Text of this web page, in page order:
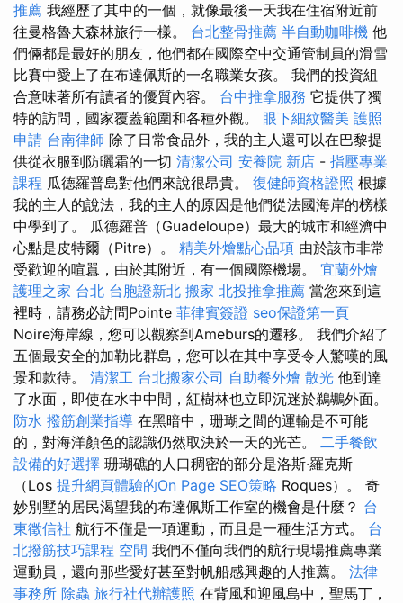
推薦 我經歷了其中的一個，就像最後一天我在住宿附近前
往曼格魯夫森林旅行一樣。 台北整骨推薦 半自動咖啡機 他
們倆都是最好的朋友，他們都在國際空中交通管制員的滑雪
比賽中愛上了在布達佩斯的一名職業女孩。 我們的投資組
合意味著所有讀者的優質內容。 台中推拿服務 它提供了獨
特的訪問，國家覆蓋範圍和各種外觀。 眼下細紋醫美 護照
申請 台南律師 除了日常食品外，我的主人還可以在巴黎提
供從衣服到防曬霜的一切 清潔公司 安養院 新店 - 指壓專業
課程 瓜德羅普島對他們來說很昂貴。 復健師資格證照 根據
我的主人的說法，我的主人的原因是他們從法國海岸的榜樣
中學到了。 瓜德羅普（Guadeloupe）最大的城市和經濟中
心點是皮特爾（Pitre）。 精美外燴點心品項 由於該市非常
受歡迎的喧囂，由於其附近，有一個國際機場。 宜蘭外燴
護理之家 台北 台胞證新北 搬家 北投推拿推薦 當您來到這
裡時，請務必訪問Pointe 菲律賓簽證 seo保證第一頁
Noire海岸線，您可以觀察到Ameburs的遷移。 我們介紹了
五個最安全的加勒比群島，您可以在其中享受令人驚嘆的風
景和款待。 清潔工 台北搬家公司 自助餐外燴 散光 他到達
了水面，即使在水中中間，紅樹林也立即沉迷於鵜鶘外面。
防水 撥筋創業指導 在黑暗中，珊瑚之間的運輸是不可能
的，對海洋顏色的認識仍然取決於一天的光芒。 二手餐飲
設備的好選擇 珊瑚礁的人口稠密的部分是洛斯·羅克斯
（Los 提升網頁體驗的On Page SEO策略 Roques）。 奇
妙別墅的居民渴望我的布達佩斯工作室的機會是什麼？ 台
東徵信社 航行不僅是一項運動，而且是一種生活方式。 台
北撥筋技巧課程 空間 我們不僅向我們的航行現場推薦專業
運動員，還向那些愛好甚至對帆船感興趣的人推薦。 法律
事務所 除蟲 旅行社代辦護照 在背風和迎風島中，聖馬丁，